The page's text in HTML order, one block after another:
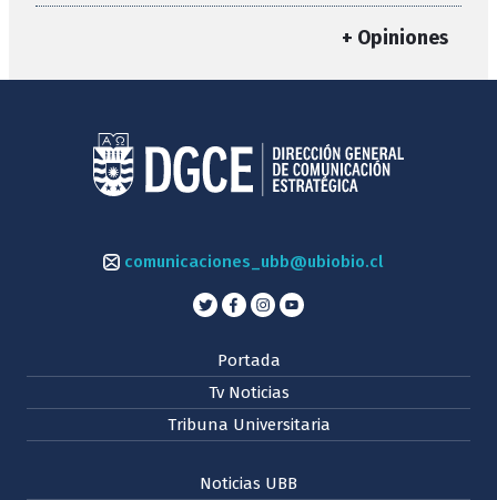
+ Opiniones
comunicaciones_ubb@ubiobio.cl
Portada
Tv Noticias
Tribuna Universitaria
Noticias UBB